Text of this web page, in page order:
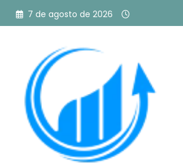
Pular
para
7 de agosto de 2026
Como Fazer
Instagram?